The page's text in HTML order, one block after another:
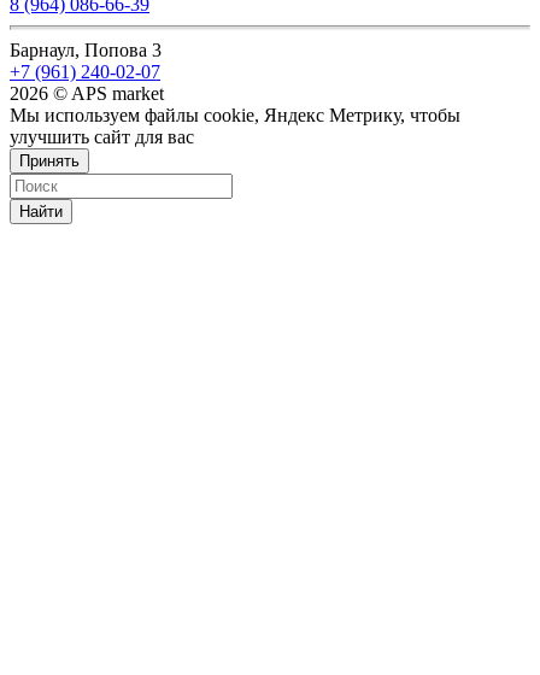
8 (964) 086-66-39
Барнаул, Попова 3
+7 (961) 240-02-07
2026 © APS market
Мы используем файлы cookie, Яндекс Метрику, чтобы
улучшить сайт для вас
Принять
Найти